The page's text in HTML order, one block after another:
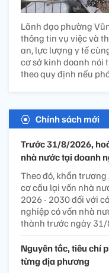
Lãnh đạo phường
thông tin vụ việc và
an, lực lượng y tế
cơ sở kinh doanh nói
theo quy định nếu
Chính sách mới
Trước 31/8/2026,
nhà nước tại doanh
Theo đó, khẩn
cơ cấu lại vốn nhà
2026 - 2030 đối với
nghiệp có vốn nhà
thành trước ngày
Nguyên tắc, tiêu chí
từng địa phương